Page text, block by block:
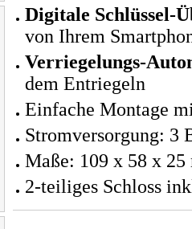
Digitale Schlüssel-
von Ihrem
Verriegelungs-
dem Entriegeln
Einfache Montage
Stromversorgung: 3
Maße: 109 x 58 x
2-teiliges Schloss